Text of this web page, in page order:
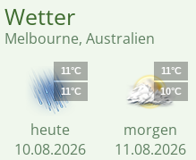
Wetter
Melbourne, Australien
11°C
11°C
heute
10.08.2026
11°C
10°C
morgen
11.08.2026